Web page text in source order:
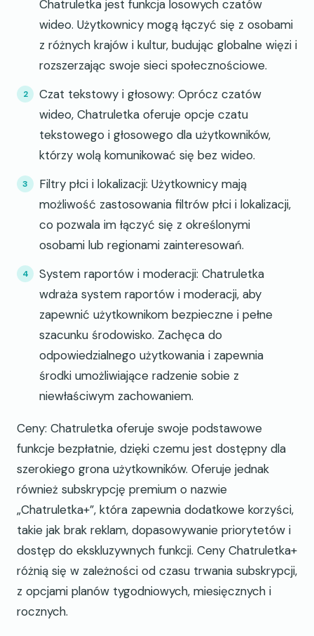
Chatruletka jest funkcja losowych czatów
wideo. Użytkownicy mogą łączyć się z osobami
z różnych krajów i kultur, budując globalne więzi i
rozszerzając swoje sieci społecznościowe.
Czat tekstowy i głosowy: Oprócz czatów
wideo, Chatruletka oferuje opcje czatu
tekstowego i głosowego dla użytkowników,
którzy wolą komunikować się bez wideo.
Filtry płci i lokalizacji: Użytkownicy mają
możliwość zastosowania filtrów płci i lokalizacji,
co pozwala im łączyć się z określonymi
osobami lub regionami zainteresowań.
System raportów i moderacji: Chatruletka
wdraża system raportów i moderacji, aby
zapewnić użytkownikom bezpieczne i pełne
szacunku środowisko. Zachęca do
odpowiedzialnego użytkowania i zapewnia
środki umożliwiające radzenie sobie z
niewłaściwym zachowaniem.
Ceny: Chatruletka oferuje swoje podstawowe
funkcje bezpłatnie, dzięki czemu jest dostępny dla
szerokiego grona użytkowników. Oferuje jednak
również subskrypcję premium o nazwie
„Chatruletka+”, która zapewnia dodatkowe korzyści,
takie jak brak reklam, dopasowywanie priorytetów i
dostęp do ekskluzywnych funkcji. Ceny Chatruletka+
różnią się w zależności od czasu trwania subskrypcji,
z opcjami planów tygodniowych, miesięcznych i
rocznych.